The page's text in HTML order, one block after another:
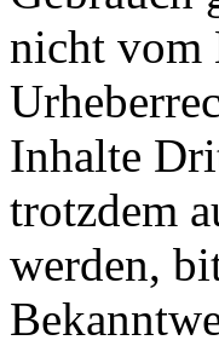
nicht vom
Inhalte
trotzdem
werden,